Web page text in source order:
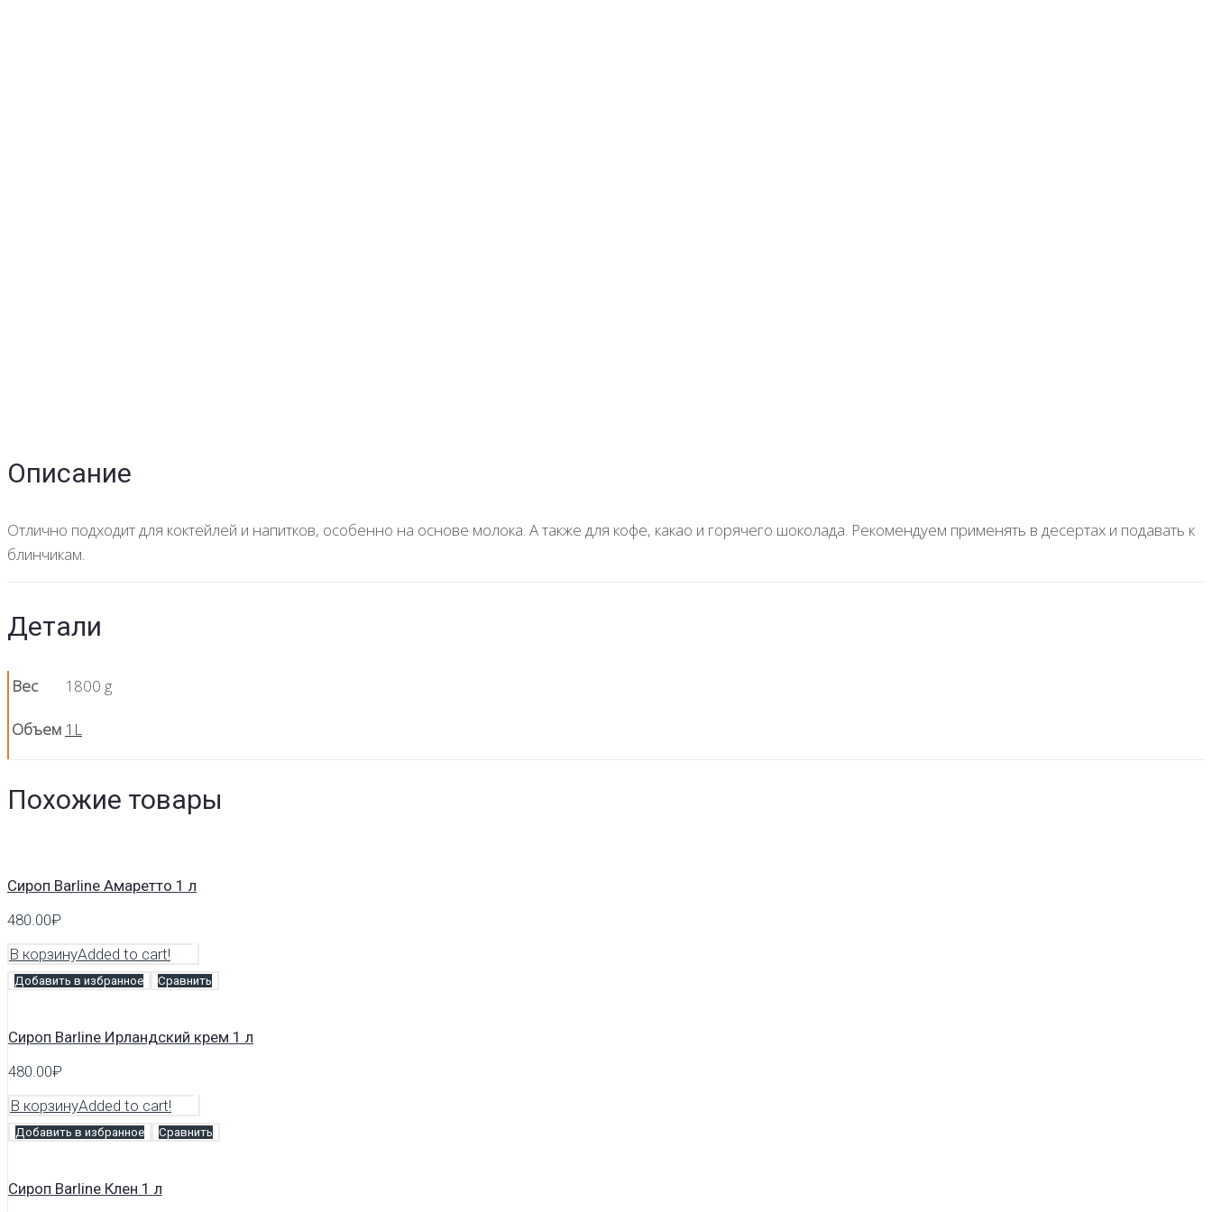
Описание
Отлично подходит для коктейлей и напитков, особенно на основе молока. А также для кофе, какао и горячего шоколада. Рекомендуем применять в десертах и подавать к
блинчикам.
Детали
Вес 1800 g
Объем 1L
Похожие товары
Сироп Barline Амаретто 1 л
480.00₽
В корзинуAdded to cart!
Добавить в избранное Сравнить
Сироп Barline Ирландский крем 1 л
480.00₽
В корзинуAdded to cart!
Добавить в избранное Сравнить
Сироп Barline Клен 1 л